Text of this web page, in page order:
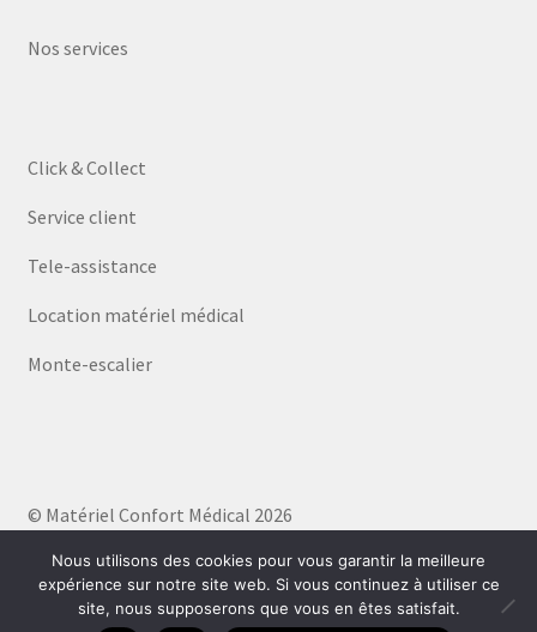
Nos services
Click & Collect
Service client
Tele-assistance
Location matériel médical
Monte-escalier
© Matériel Confort Médical 2026
Nous utilisons des cookies pour vous garantir la meilleure
expérience sur notre site web. Si vous continuez à utiliser ce
site, nous supposerons que vous en êtes satisfait.